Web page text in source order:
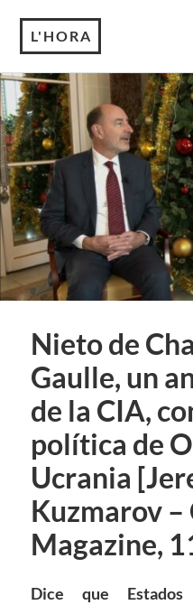
L'HORA
Nieto de
Gaulle, un
de la CIA,
política de
Ucrania
Kuzmarov
Magazine,
Dice que